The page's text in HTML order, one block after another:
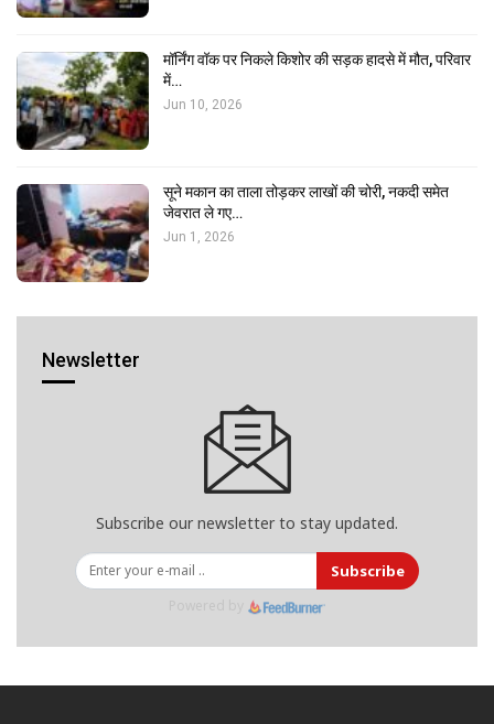
मॉर्निंग वॉक पर निकले किशोर की सड़क हादसे में मौत, परिवार
में…
Jun 10, 2026
सूने मकान का ताला तोड़कर लाखों की चोरी, नकदी समेत
जेवरात ले गए…
Jun 1, 2026
Newsletter
Subscribe our newsletter to stay updated.
Subscribe